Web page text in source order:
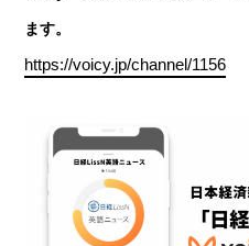
ます。
https://voicy.jp/channel/1156